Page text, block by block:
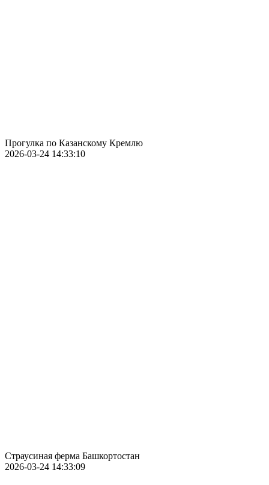
Прогулка по Казанскому Кремлю
2026-03-24 14:33:10
Страусиная ферма Башкортостан
2026-03-24 14:33:09